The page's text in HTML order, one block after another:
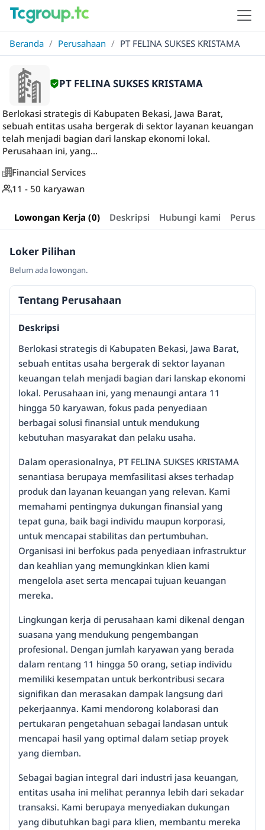
Beranda / Perusahaan / PT FELINA SUKSES KRISTAMA
PT FELINA SUKSES KRISTAMA
Berlokasi strategis di Kabupaten Bekasi, Jawa Barat,
sebuah entitas usaha bergerak di sektor layanan keuangan
telah menjadi bagian dari lanskap ekonomi lokal.
Perusahaan ini, yang...
Financial Services
11 - 50 karyawan
Lowongan Kerja (0) Deskripsi Hubungi kami
Loker Pilihan
Belum ada lowongan.
Tentang Perusahaan
Deskripsi
Berlokasi strategis di Kabupaten Bekasi, Jawa Barat,
sebuah entitas usaha bergerak di sektor layanan
keuangan telah menjadi bagian dari lanskap ekonomi
lokal. Perusahaan ini, yang menaungi antara 11
hingga 50 karyawan, fokus pada penyediaan
berbagai solusi finansial untuk mendukung
kebutuhan masyarakat dan pelaku usaha.
Dalam operasionalnya, PT FELINA SUKSES KRISTAMA
senantiasa berupaya memfasilitasi akses terhadap
produk dan layanan keuangan yang relevan. Kami
memahami pentingnya dukungan finansial yang
tepat guna, baik bagi individu maupun korporasi,
untuk mencapai stabilitas dan pertumbuhan.
Organisasi ini berfokus pada penyediaan infrastruktur
dan keahlian yang memungkinkan klien kami
mengelola aset serta mencapai tujuan keuangan
mereka.
Lingkungan kerja di perusahaan kami dikenal dengan
suasana yang mendukung pengembangan
profesional. Dengan jumlah karyawan yang berada
dalam rentang 11 hingga 50 orang, setiap individu
memiliki kesempatan untuk berkontribusi secara
signifikan dan merasakan dampak langsung dari
pekerjaannya. Kami mendorong kolaborasi dan
pertukaran pengetahuan sebagai landasan untuk
mencapai hasil yang optimal dalam setiap proyek
yang diemban.
Sebagai bagian integral dari industri jasa keuangan,
entitas usaha ini melihat perannya lebih dari sekadar
transaksi. Kami berupaya menyediakan dukungan
yang dibutuhkan bagi para klien, membantu mereka